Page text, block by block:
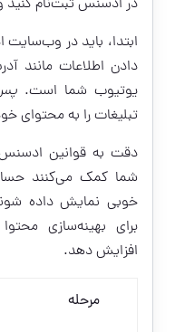
ابتدا، باید در
دادن اطلاعات مانند
یوتیوب شما است.
تبلیغات را به محتوای
دقت به قوانین
شما کمک می‌کنند
خوبی نمایش داده
برای بهینه‌سازی
افزایش دهد.
مرحله